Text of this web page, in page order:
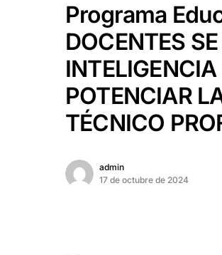
Programa
DOCENTES
POTENCIAR
TÉCNICO
admin
17 de octubre de 2024